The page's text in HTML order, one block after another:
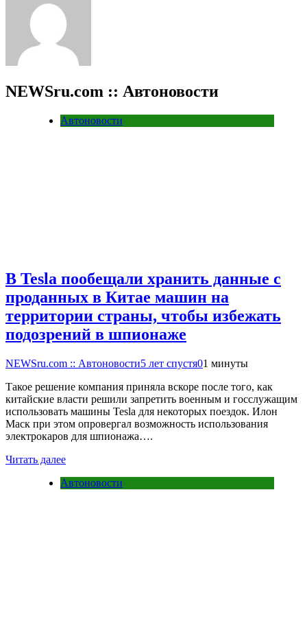
NEWSru.com :: Автоновости
Автоновости
В Tesla пообещали хранить данные с
проданных в Китае машин на
территории страны, чтобы избежать
подозрений в шпионаже
NEWSru.com :: Автоновости5 лет спустя01 минуты
Такое решение компания приняла вскоре после того, как
китайские власти решили запретить военным и госслужащим
использовать машины Tesla для некоторых поездок. Илон
Маск при этом опровергал возможность использования
электрокаров для шпионажа….
Читать далее
Автоновости